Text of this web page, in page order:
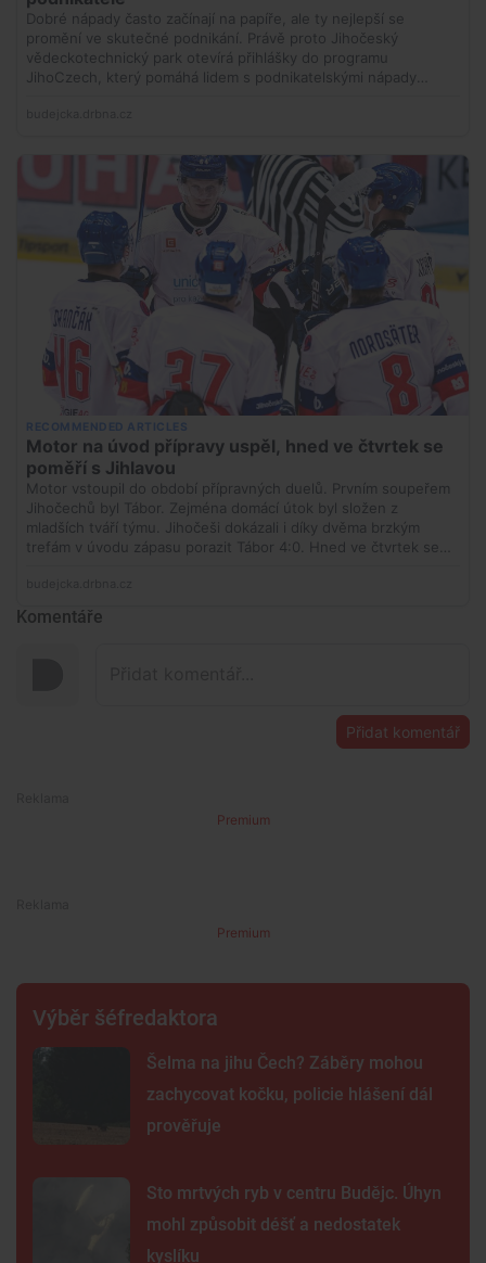
Komentáře
Přidat komentář
Premium
Premium
Výběr šéfredaktora
Šelma na jihu Čech? Záběry mohou
zachycovat kočku, policie hlášení dál
prověřuje
Sto mrtvých ryb v centru Budějc. Úhyn
mohl způsobit déšť a nedostatek
kyslíku